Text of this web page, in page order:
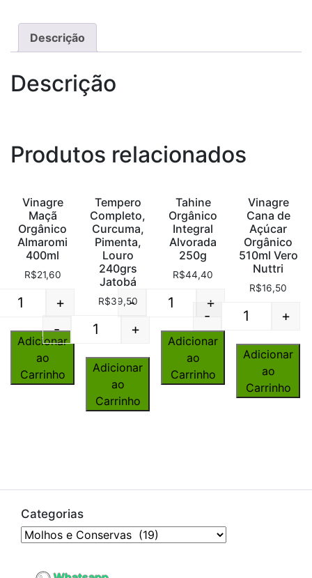
Descrição
Descrição
Produtos relacionados
Vinagre
Maçã
Orgânico
Almaromi
400ml
R$21,60
Quantity+
Adicionar
ao
Carrinho
Tempero
Completo,
Curcuma,
Pimenta,
Louro
240grs
Jatobá
R$39,50
Quantity
- +
Adicionar
ao
Carrinho
Tahine
Orgânico
Integral
Alvorada
250g
R$44,40
Quantity
- +
Adicionar
ao
Carrinho
Vinagre
Cana de
Açúcar
Orgânico
510ml Vero
Nuttri
R$16,50
Quantity
- +
Adicionar
ao
Carrinho
Categorias